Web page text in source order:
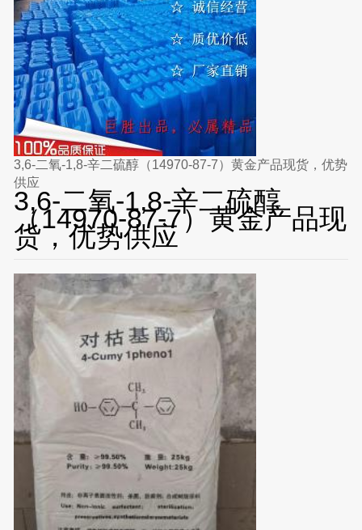
3,6-二氧-1,8-辛二硫醇（14970-87-7）黄金产品现货，优势
供应
3,6-二氧-1,8-辛二硫醇
（14970-87-7）黄金产品现
货，优势供应